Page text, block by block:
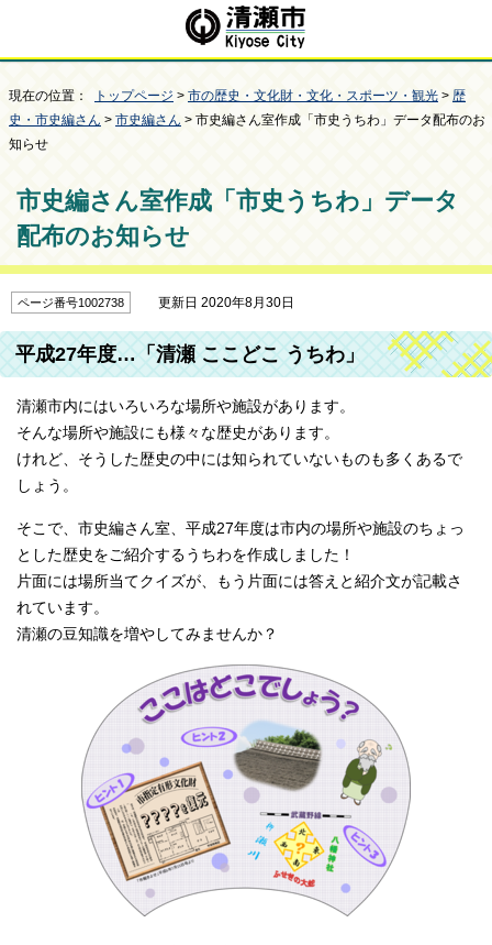
現在の位置： トップページ > 市の歴史・文化財・文化・スポーツ・観光 > 歴
史・市史編さん > 市史編さん > 市史編さん室作成「市史うちわ」データ配布のお
知らせ
市史編さん室作成「市史うちわ」データ
配布のお知らせ
ページ番号1002738 更新日 2020年8月30日
平成27年度…「清瀬 ここどこ うちわ」
清瀬市内にはいろいろな場所や施設があります。
そんな場所や施設にも様々な歴史があります。
けれど、そうした歴史の中には知られていないものも多くあるで
しょう。
そこで、市史編さん室、平成27年度は市内の場所や施設のちょっ
とした歴史をご紹介するうちわを作成しました！
片面には場所当てクイズが、もう片面には答えと紹介文が記載さ
れています。
清瀬の豆知識を増やしてみませんか？